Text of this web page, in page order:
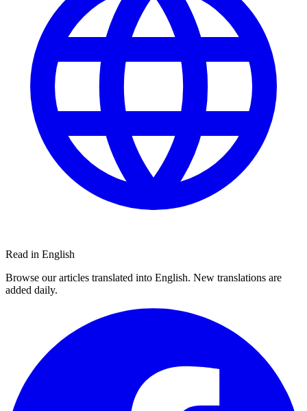
Read in English
Browse our articles translated into English. New translations are
added daily.